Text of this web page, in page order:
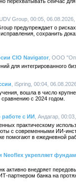
UDV Group, 00:05, 06.08.2026,
предупреждает о
сохранить
CIO Navigator , ООО
для интегрированного
, iSpring, 00:04,
вошла в число
с 2024 годом.
работе с ИИ , Андагар,
практическому
с современными ИИ-
помогают в ежедневной
укрепляет
внедряет
партнером банка на